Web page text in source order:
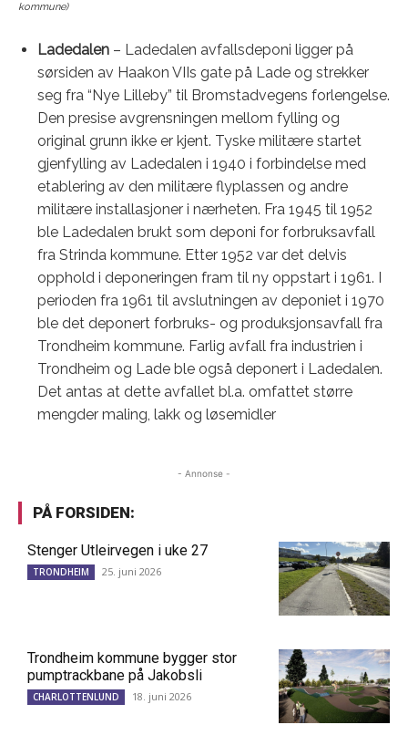
kommune)
Ladedalen – Ladedalen avfallsdeponi ligger på
sørsiden av Haakon VIIs gate på Lade og strekker
seg fra “Nye Lilleby” til Bromstadvegens forlengelse.
Den presise avgrensningen mellom fylling og
original grunn ikke er kjent. Tyske militære startet
gjenfylling av Ladedalen i 1940 i forbindelse med
etablering av den militære flyplassen og andre
militære installasjoner i nærheten. Fra 1945 til 1952
ble Ladedalen brukt som deponi for forbruksavfall
fra Strinda kommune. Etter 1952 var det delvis
opphold i deponeringen fram til ny oppstart i 1961. I
perioden fra 1961 til avslutningen av deponiet i 1970
ble det deponert forbruks- og produksjonsavfall fra
Trondheim kommune. Farlig avfall fra industrien i
Trondheim og Lade ble også deponert i Ladedalen.
Det antas at dette avfallet bl.a. omfattet større
mengder maling, lakk og løsemidler
- Annonse -
PÅ FORSIDEN:
Stenger Utleirvegen i uke 27
TRONDHEIM 25. juni 2026
Trondheim kommune bygger stor
pumptrackbane på Jakobsli
CHARLOTTENLUND 18. juni 2026